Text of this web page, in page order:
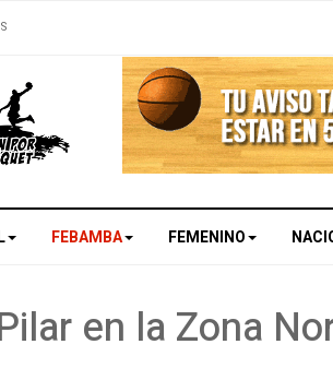
FEBAMBA FEMENINO
en la Zona